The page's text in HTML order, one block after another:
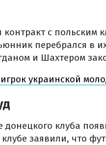
с польским
перебрался в
и Шахтером
украинской
клуба
заявили, что